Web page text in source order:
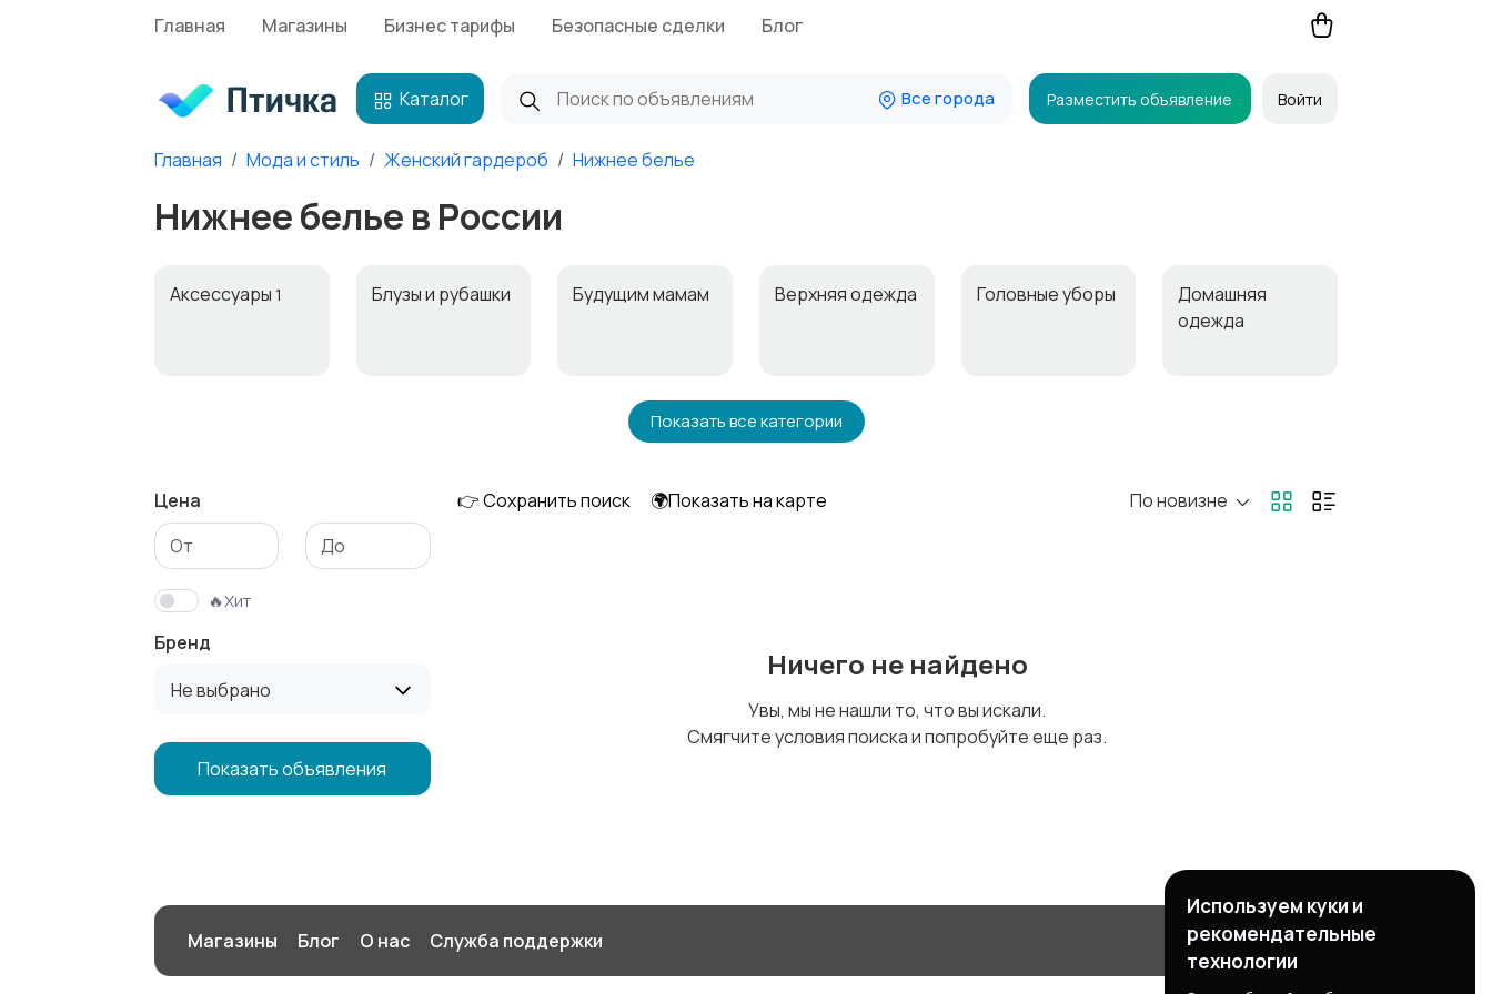
Главная Магазины Бизнес тарифы Безопасные сделки Блог
Каталог Все города Разместить объявление Войти
Главная Мода и стиль Женский гардероб Нижнее белье
Нижнее белье в России
Аксессуары 1 Блузы и рубашки Будущим мамам Верхняя одежда Головные уборы
Домашняя
одежда
Нижнее белье Обувь
Свитеры и
толстовки
одежда
Показать все категории
Цена
🔥Хит
Бренд
Не выбрано
Показать объявления
👉 Сохранить поиск 🌍Показать на карте По новизне
Ничего не найдено
Увы, мы не нашли то, что вы искали.
Смягчите условия поиска и попробуйте еще раз.
Магазины Блог О нас Служба поддержки
Используем куки и
рекомендательные
технологии